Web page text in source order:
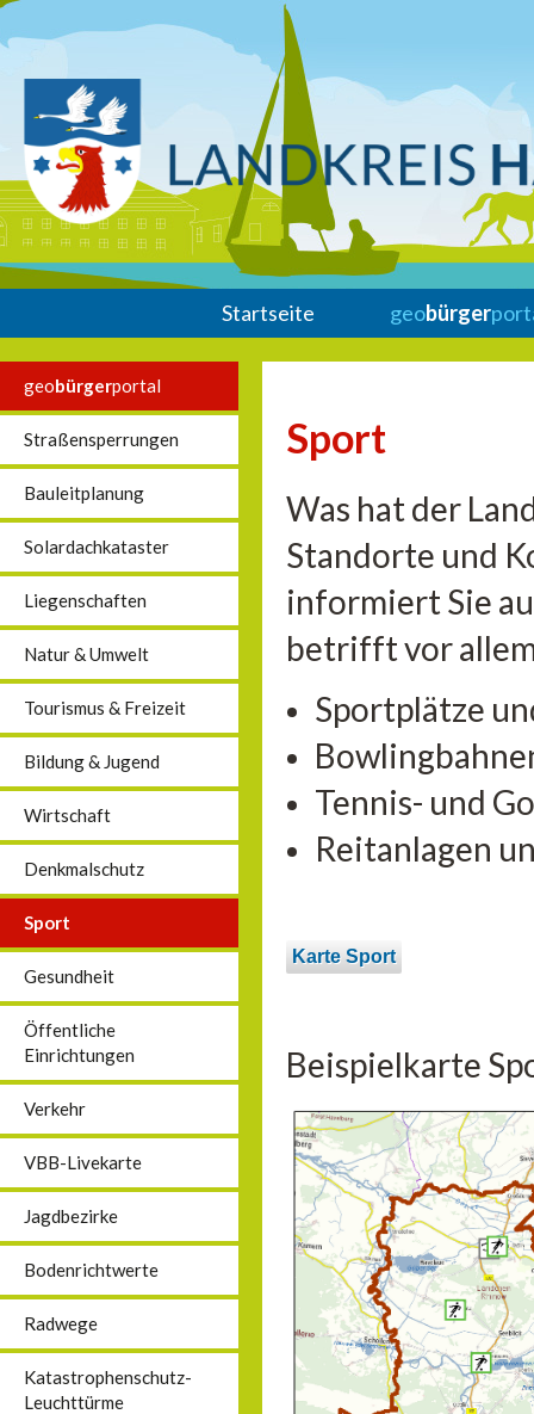
Startseite geobürger
geobürgerportal
Straßensperrungen
Bauleitplanung
Solardachkataster
Liegenschaften
Natur & Umwelt
Tourismus & Freizeit
Bildung & Jugend
Wirtschaft
Denkmalschutz
Sport
Gesundheit
Öffentliche
Einrichtungen
Verkehr
VBB-Livekarte
Jagdbezirke
Bodenrichtwerte
Radwege
Katastrophenschutz-
Leuchttürme
Sport
Was hat der
Standorte und
informiert Sie
betrifft vor
Sportplätze
Tennis- und
Reitanlagen
Karte Sport
Beispielkarte